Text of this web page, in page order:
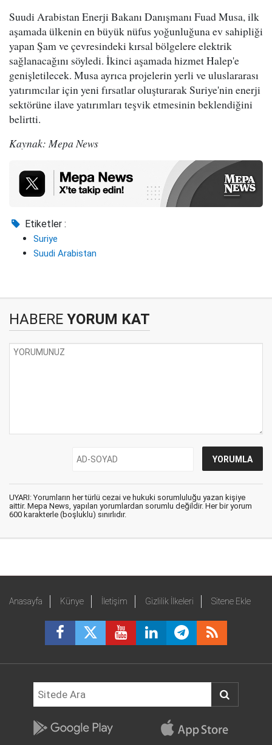
Suudi Arabistan Enerji Bakanı Danışmanı Fuad Musa, ilk
aşamada ülkenin en büyük nüfus yoğunluğuna ev sahipliği
yapan Şam ve çevresindeki kırsal bölgelere elektrik
sağlanacağını söyledi. İkinci aşamada hizmet Halep'e
genişletilecek. Musa ayrıca projelerin yerli ve uluslararası
yatırımcılar için yeni fırsatlar oluşturarak Suriye'nin enerji
sektörüne ilave yatırımları teşvik etmesinin beklendiğini
belirtti.
Kaynak: Mepa News
Etiketler :
Suriye
Suudi Arabistan
HABERE YORUM KAT
UYARI: Yorumların her türlü cezai ve hukuki sorumluluğu yazan kişiye
aittir. Mepa News, yapılan yorumlardan sorumlu değildir. Her bir yorum
600 karakterle (boşluklu) sınırlıdır.
Anasayfa Künye İletişim Gizlilik İlkeleri Sitene Ekle